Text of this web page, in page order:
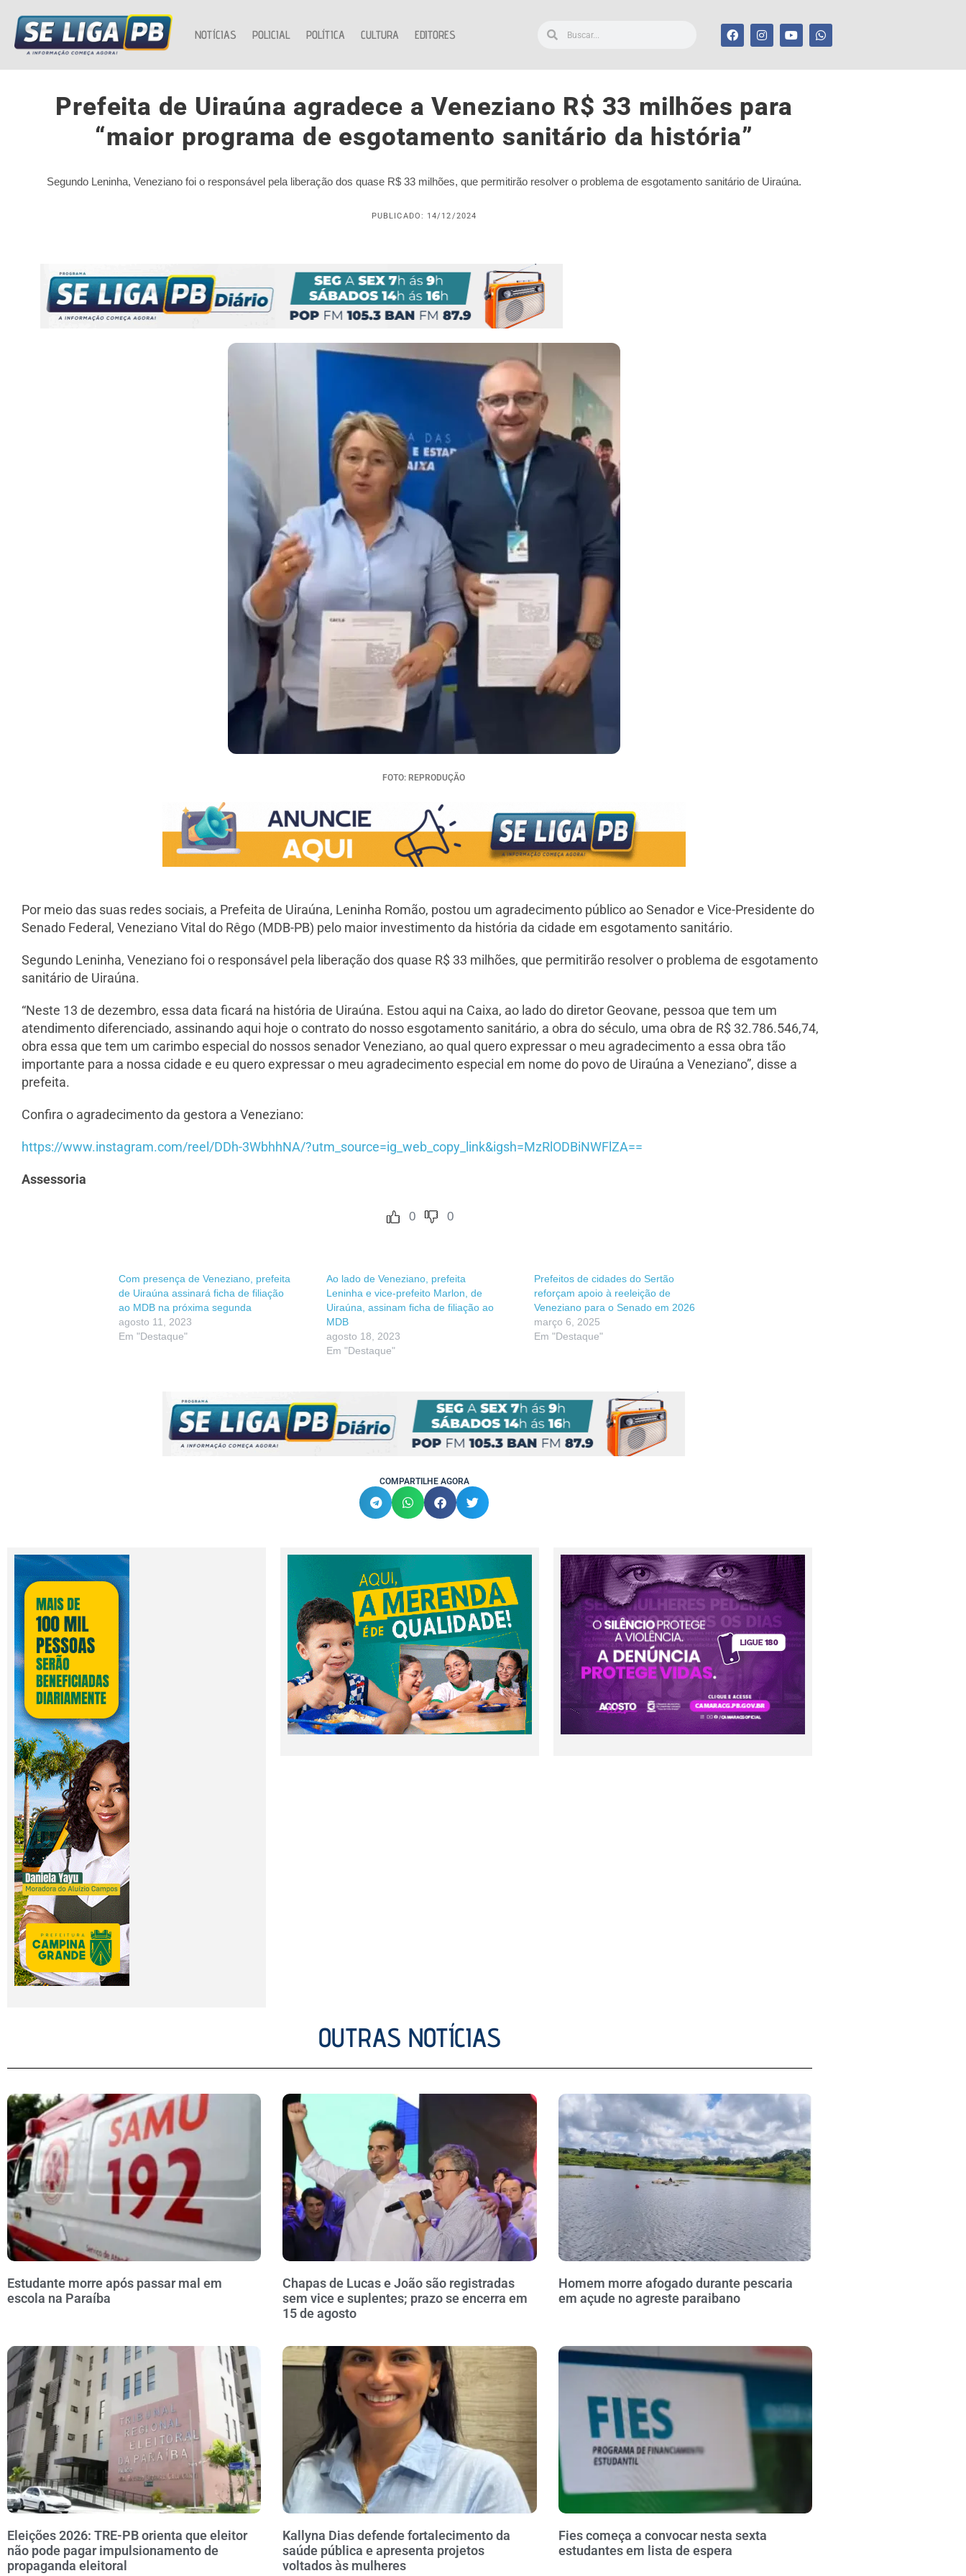
NOTÍCIAS POLICIAL POLÍTICA CULTURA EDITORES
Prefeita de Uiraúna agradece a Veneziano R$ 33 milhões para
“maior programa de esgotamento sanitário da história”
Segundo Leninha, Veneziano foi o responsável pela liberação dos quase R$ 33 milhões, que permitirão resolver o problema de esgotamento sanitário de Uiraúna.
PUBLICADO: 14/12/2024
FOTO: REPRODUÇÃO
Por meio das suas redes sociais, a Prefeita de Uiraúna, Leninha Romão, postou um agradecimento público ao Senador e Vice-Presidente do
Senado Federal, Veneziano Vital do Rêgo (MDB-PB) pelo maior investimento da história da cidade em esgotamento sanitário.
Segundo Leninha, Veneziano foi o responsável pela liberação dos quase R$ 33 milhões, que permitirão resolver o problema de esgotamento
sanitário de Uiraúna.
“Neste 13 de dezembro, essa data ficará na história de Uiraúna. Estou aqui na Caixa, ao lado do diretor Geovane, pessoa que tem um
atendimento diferenciado, assinando aqui hoje o contrato do nosso esgotamento sanitário, a obra do século, uma obra de R$ 32.786.546,74,
obra essa que tem um carimbo especial do nossos senador Veneziano, ao qual quero expressar o meu agradecimento a essa obra tão
importante para a nossa cidade e eu quero expressar o meu agradecimento especial em nome do povo de Uiraúna a Veneziano”, disse a
prefeita.
Confira o agradecimento da gestora a Veneziano:
https://www.instagram.com/reel/DDh-3WbhhNA/?utm_source=ig_web_copy_link&igsh=MzRlODBiNWFlZA==
Assessoria
0 0
Com presença de Veneziano, prefeita
de Uiraúna assinará ficha de filiação
ao MDB na próxima segunda
agosto 11, 2023
Em "Destaque"
Ao lado de Veneziano, prefeita
Leninha e vice-prefeito Marlon, de
Uiraúna, assinam ficha de filiação ao
MDB
agosto 18, 2023
Em "Destaque"
Prefeitos de cidades do Sertão
reforçam apoio à reeleição de
Veneziano para o Senado em 2026
março 6, 2025
Em "Destaque"
COMPARTILHE AGORA
OUTRAS NOTÍCIAS
Estudante morre após passar mal em
escola na Paraíba
Chapas de Lucas e João são registradas
sem vice e suplentes; prazo se encerra em
15 de agosto
Homem morre afogado durante pescaria
em açude no agreste paraibano
Eleições 2026: TRE-PB orienta que eleitor
não pode pagar impulsionamento de
propaganda eleitoral
Kallyna Dias defende fortalecimento da
saúde pública e apresenta projetos
voltados às mulheres
Fies começa a convocar nesta sexta
estudantes em lista de espera